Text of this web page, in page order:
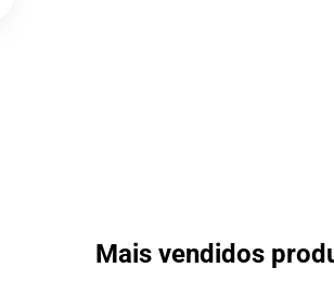
Mais vendidos